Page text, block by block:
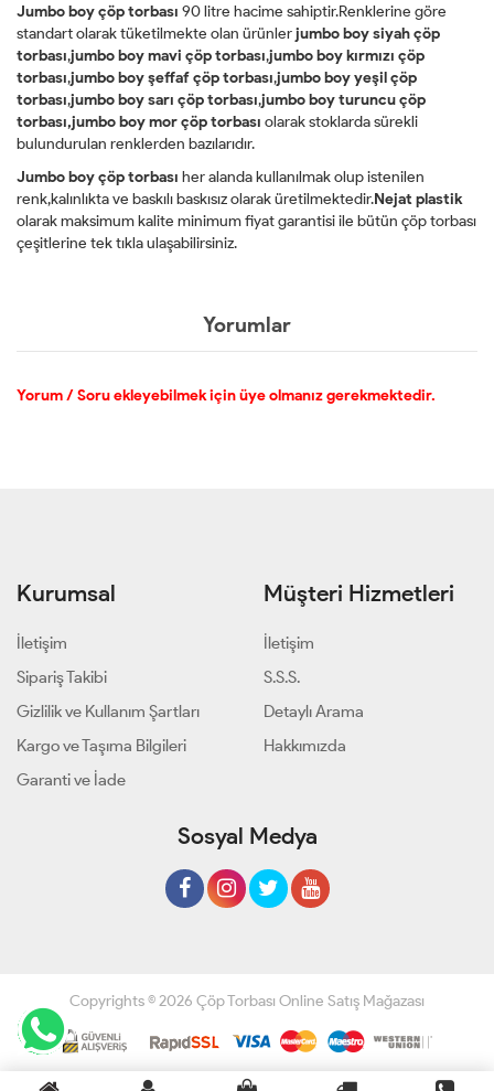
Jumbo boy çöp torbası 90 litre hacime sahiptir.Renklerine göre
standart olarak tüketilmekte olan ürünlerjumbo boy siyah çöp
torbası,jumbo boy mavi çöp torbası,jumbo boy kırmızı çöp
torbası,jumbo boy şeffaf çöp torbası,jumbo boy yeşil çöp
torbası,jumbo boy sarı çöp torbası,jumbo boy turuncu çöp
torbası,jumbo boy mor çöp torbası olarak stoklarda sürekli
bulundurulan renklerden bazılarıdır.
Jumbo boy çöp torbası her alanda kullanılmak olup istenilen
renk,kalınlıkta ve baskılı baskısız olarak üretilmektedir.Nejat plastik
olarak maksimum kalite minimum fiyat garantisi ile bütün çöp torbası
çeşitlerine tek tıkla ulaşabilirsiniz.
Yorumlar
Yorum / Soru ekleyebilmek için üye olmanız gerekmektedir.
Kurumsal
İletişim
Sipariş Takibi
Gizlilik ve Kullanım Şartları
Kargo ve Taşıma Bilgileri
Garanti ve İade
Müşteri Hizmetleri
İletişim
S.S.S.
Detaylı Arama
Hakkımızda
Sosyal Medya
Copyrights © 2026 Çöp Torbası Online Satış Mağazası